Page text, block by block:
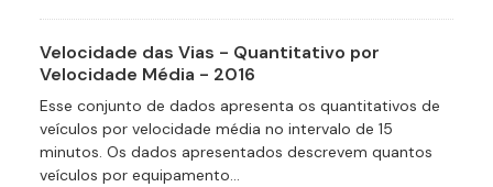
Velocidade das Vias - Quantitativo por
Velocidade Média - 2016
Esse conjunto de dados apresenta os quantitativos de
veículos por velocidade média no intervalo de 15
minutos. Os dados apresentados descrevem quantos
veículos por equipamento...